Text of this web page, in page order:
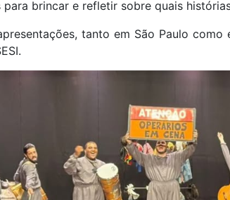
brincar e refletir sobre quais
tanto em São Paulo